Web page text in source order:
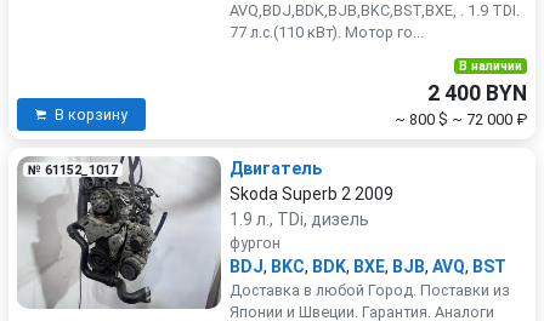
AVQ,BDJ,BDK,BJB,BKC,BST,BXE, . 1.9 TDI.
77 л.с.(110 кВт). Мотор го...
В корзину
В наличии
2 400 BYN
~ 800 $ ~ 72 000 ₽
№ 61152_1017
Двигатель
Skoda Superb 2 2009
1.9 л., TDi, дизель
фургон
BDJ, BKC, BDK, BXE, BJB, AVQ, BST
Доставка в любой Город. Поставки из
Японии и Швеции. Гарантия. Аналоги